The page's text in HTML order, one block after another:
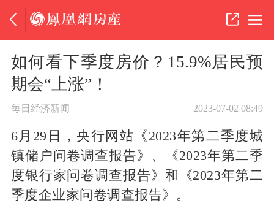
如何看下季度房价？15.9%居民预
期会“上涨”！
每日经济新闻 2023-07-02 08:49
6月29日，央行网站《2023年第二季度城
镇储户问卷调查报告》、《2023年第二季
度银行家问卷调查报告》和《2023年第二
季度企业家问卷调查报告》。